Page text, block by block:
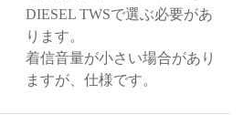
DIESEL TWSで選ぶ必要があ
ります。
着信音量が小さい場合があり
ますが、仕様です。